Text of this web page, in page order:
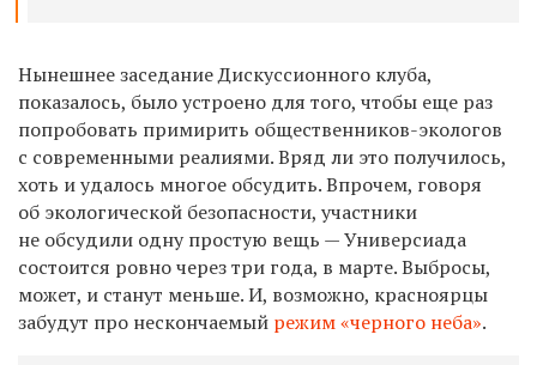
Нынешнее заседание Дискуссионного клуба,
показалось, было устроено для того, чтобы еще раз
попробовать примирить общественников-экологов
с современными реалиями. Вряд ли это получилось,
хоть и удалось многое обсудить. Впрочем, говоря
об экологической безопасности, участники
не обсудили одну простую вещь — Универсиада
состоится ровно через три года, в марте. Выбросы,
может, и станут меньше. И, возможно, красноярцы
забудут про нескончаемый режим «черного неба».